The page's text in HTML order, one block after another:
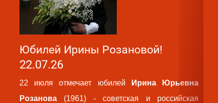
Юбилей Ирины Розановой!
22.07.26
22 июля отмечает юбилей Ирина Юрьевна
Розанова (1961) - советская и российская